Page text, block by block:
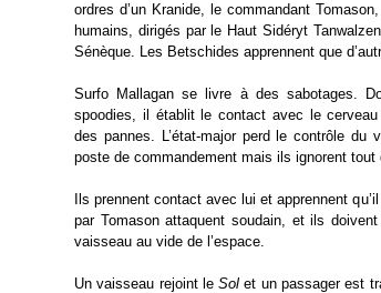
ordres d’un Kranide, le commandant
humains, dirigés par le Haut Sidéryt
Sénèque. Les Betschides apprennent que
Surfo Mallagan se livre à des sabotages.
spoodies, il établit le contact avec le
des pannes. L’état-major perd le contrôle
poste de commandement mais ils ignorent tout
Ils prennent contact avec lui et apprennent
par Tomason attaquent soudain, et ils
vaisseau au vide de l’espace.
Un vaisseau rejoint leSol et un passager est